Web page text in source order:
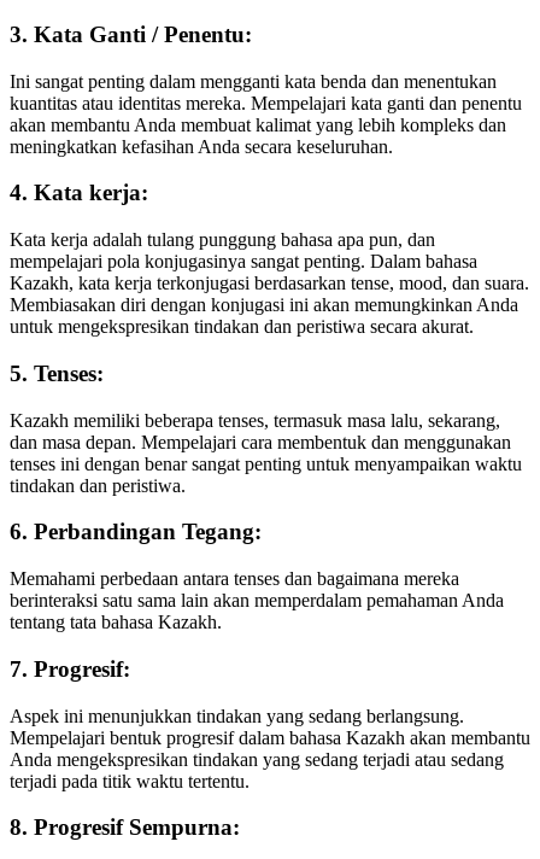
3. Kata Ganti / Penentu:
Ini sangat penting dalam mengganti kata benda dan menentukan
kuantitas atau identitas mereka. Mempelajari kata ganti dan penentu
akan membantu Anda membuat kalimat yang lebih kompleks dan
meningkatkan kefasihan Anda secara keseluruhan.
4. Kata kerja:
Kata kerja adalah tulang punggung bahasa apa pun, dan
mempelajari pola konjugasinya sangat penting. Dalam bahasa
Kazakh, kata kerja terkonjugasi berdasarkan tense, mood, dan suara.
Membiasakan diri dengan konjugasi ini akan memungkinkan Anda
untuk mengekspresikan tindakan dan peristiwa secara akurat.
5. Tenses:
Kazakh memiliki beberapa tenses, termasuk masa lalu, sekarang,
dan masa depan. Mempelajari cara membentuk dan menggunakan
tenses ini dengan benar sangat penting untuk menyampaikan waktu
tindakan dan peristiwa.
6. Perbandingan Tegang:
Memahami perbedaan antara tenses dan bagaimana mereka
berinteraksi satu sama lain akan memperdalam pemahaman Anda
tentang tata bahasa Kazakh.
7. Progresif:
Aspek ini menunjukkan tindakan yang sedang berlangsung.
Mempelajari bentuk progresif dalam bahasa Kazakh akan membantu
Anda mengekspresikan tindakan yang sedang terjadi atau sedang
terjadi pada titik waktu tertentu.
8. Progresif Sempurna: